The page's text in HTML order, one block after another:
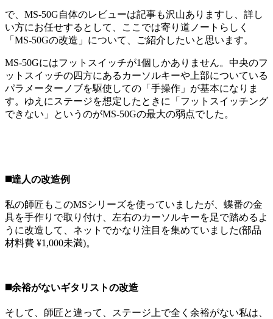
で、MS-50G自体のレビューは記事も沢山ありますし、詳し
い方にお任せするとして、ここでは寄り道ノートらしく
「MS-50Gの改造」について、ご紹介したいと思います。
MS-50Gにはフットスイッチが1個しかありません。中央のフ
ットスイッチの四方にあるカーソルキーや上部についている
パラメーターノブを駆使しての「手操作」が基本になりま
す。ゆえにステージを想定したときに「フットスイッチング
できない」というのがMS-50Gの最大の弱点でした。
◼️達人の改造例
私の師匠もこのMSシリーズを使っていましたが、蝶番の金
具を手作りで取り付け、左右のカーソルキーを足で踏めるよ
うに改造して、ネットでかなり注目を集めていました(部品
材料費 ¥1,000未満)。
◼️余裕がないギタリストの改造
そして、師匠と違って、ステージ上で全く余裕がない私は、